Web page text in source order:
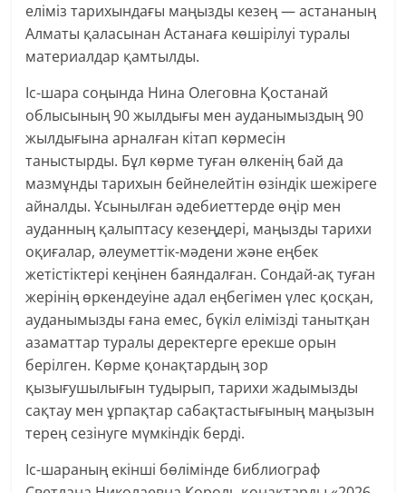
еліміз тарихындағы маңызды кезең — астананың
Алматы қаласынан Астанаға көшірілуі туралы
материалдар қамтылды.
Іс-шара соңында Нина Олеговна Қостанай
облысының 90 жылдығы мен ауданымыздың 90
жылдығына арналған кітап көрмесін
таныстырды. Бұл көрме туған өлкенің бай да
мазмұнды тарихын бейнелейтін өзіндік шежіреге
айналды. Ұсынылған әдебиеттерде өңір мен
ауданның қалыптасу кезеңдері, маңызды тарихи
оқиғалар, әлеуметтік-мәдени және еңбек
жетістіктері кеңінен баяндалған. Сондай-ақ туған
жерінің өркендеуіне адал еңбегімен үлес қосқан,
ауданымызды ғана емес, бүкіл елімізді танытқан
азаматтар туралы деректерге ерекше орын
берілген. Көрме қонақтардың зор
қызығушылығын тудырып, тарихи жадымызды
сақтау мен ұрпақтар сабақтастығының маңызын
терең сезінуге мүмкіндік берді.
Іс-шараның екінші бөлімінде библиограф